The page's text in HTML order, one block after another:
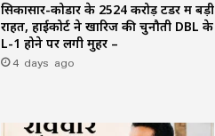
सिकासार-कोडार के ₹2524 करोड़ टेंडर में बड़ी
राहत, हाईकोर्ट ने खारिज की चुनौती DBL के
L-1 होने पर लगी मुहर –
4 days ago